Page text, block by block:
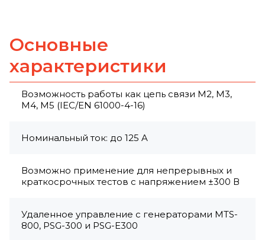
Основные
характеристики
Возможность работы как цепь связи M2, M3,
M4, M5 (IEC/EN 61000-4-16)
Номинальный ток: до 125 A
Возможно применение для непрерывных и
краткосрочных тестов с напряжением ±300 В
Удаленное управление с генераторами MTS-
800, PSG-300 и PSG-E300